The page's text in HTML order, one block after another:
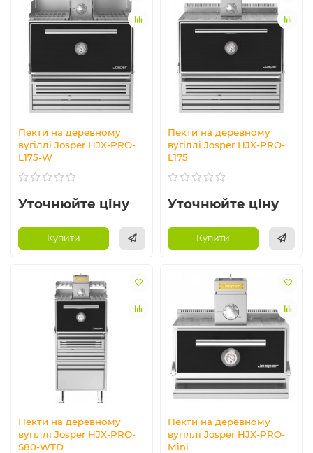
Пекти на деревному
вугіллі Josper HJX-PRO-
L175-W
Уточнюйте ціну
Купити
Пекти на деревному
вугіллі Josper HJX-PRO-
L175
Уточнюйте ціну
Купити
Пекти на деревному
вугіллі Josper HJX-PRO-
S80-WTD
Пекти на деревному
вугіллі Josper HJX-PRO-
Mini